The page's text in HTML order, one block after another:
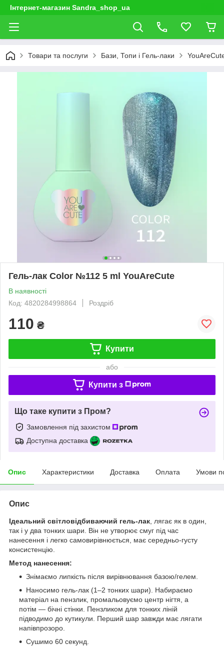
Інтернет-магазин Sandra_shop_ua
Товари та послуги Бази, Топи і Гель-лаки
Гель-лак Color №112 5 ml YouAreCute
В наявності
Код: 4820284998864
Роздріб
110 ₴
Купити
або
Купити з
Що таке купити з Пром?
Замовлення під захистом
Доступна доставка
Опис Характеристики Доставка Оплата Умови
Опис
Ідеальний світловідбиваючий гель-лак , лягає як в один,
так і у два тонких шари. Він не утворює смуг під час
нанесення і легко самовирівнюється, має середньо-густу
консистенцію.
Метод нанесення:
Знімаємо липкість після вирівнювання базою/гелем.
Наносимо гель-лак (1–2 тонких шари). Набираємо
матеріал на пензлик, промальовуємо центр нігтя, а
потім — бічні стінки. Пензликом для тонких ліній
підводимо до кутикули. Перший шар завжди має лягати
напівпрозоро.
Сушимо 60 секунд.